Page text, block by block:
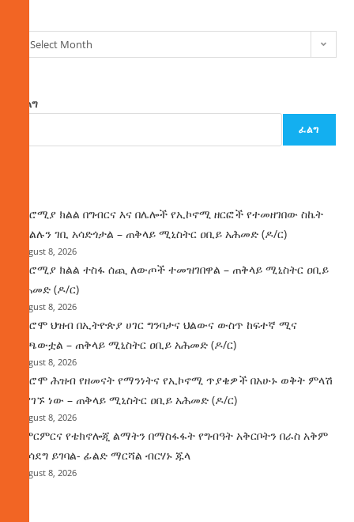
Select Month
ፈልግ
ፈልግ
በኦሮሚያ ክልል በግብርና እና በሌሎች የኢኮኖሚ ዘርፎች የተመዘገበው ስኬት
የክልሉን ገቢ አሳድጎታል – ጠቅላይ ሚኒስትር ዐቢይ አሕመድ (ዶ/ር)
August 8, 2026
በኦሮሚያ ክልል ተስፋ ሰጪ ለውጦች ተመዝገበዋል – ጠቅላይ ሚኒስትር ዐቢይ
አሕመድ (ዶ/ር)
August 8, 2026
የኦሮሞ ህዝብ በኢትዮጵያ ሀገር ግንባታና ህልውና ውስጥ ከፍተኛ ሚና
ተጫውቷል – ጠቅላይ ሚኒስትር ዐቢይ አሕመድ (ዶ/ር)
August 8, 2026
የኦሮሞ ሕዝብ የዘመናት የማንነትና የኢኮኖሚ ጥያቄዎች በአሁኑ ወቅት ምላሽ
እያገኙ ነው – ጠቅላይ ሚኒስትር ዐቢይ አሕመድ (ዶ/ር)
August 8, 2026
የምርምርና የቴክኖሎጂ ልማትን በማስፋፋት የግብዓት አቅርቦትን በራስ አቅም
ማሳደግ ይገባል- ፊልድ ማርሻል ብርሃኑ ጁላ
August 8, 2026